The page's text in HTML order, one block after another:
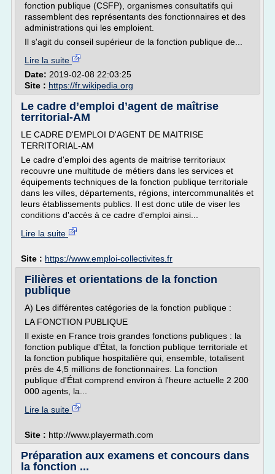
fonction publique (CSFP), organismes consultatifs qui
rassemblent des représentants des fonctionnaires et des
administrations qui les emploient.
Il s'agit du conseil supérieur de la fonction publique de...
Lire la suite
Date: 2019-02-08 22:03:25
Site : https://fr.wikipedia.org
Le cadre d’emploi d’agent de maîtrise
territorial-AM
LE CADRE D'EMPLOI D'AGENT DE MAITRISE
TERRITORIAL-AM
Le cadre d'emploi des agents de maitrise territoriaux
recouvre une multitude de métiers dans les services et
équipements techniques de la fonction publique territoriale
dans les villes, départements, régions, intercommunalités et
leurs établissements publics. Il est donc utile de viser les
conditions d'accès à ce cadre d'emploi ainsi...
Lire la suite
Site : https://www.emploi-collectivites.fr
Filières et orientations de la fonction
publique
A) Les différentes catégories de la fonction publique :
LA FONCTION PUBLIQUE
Il existe en France trois grandes fonctions publiques : la
fonction publique d'État, la fonction publique territoriale et
la fonction publique hospitalière qui, ensemble, totalisent
près de 4,5 millions de fonctionnaires. La fonction
publique d'État comprend environ à l'heure actuelle 2 200
000 agents, la...
Lire la suite
Site : http://www.playermath.com
Préparation aux examens et concours dans
la fonction ...